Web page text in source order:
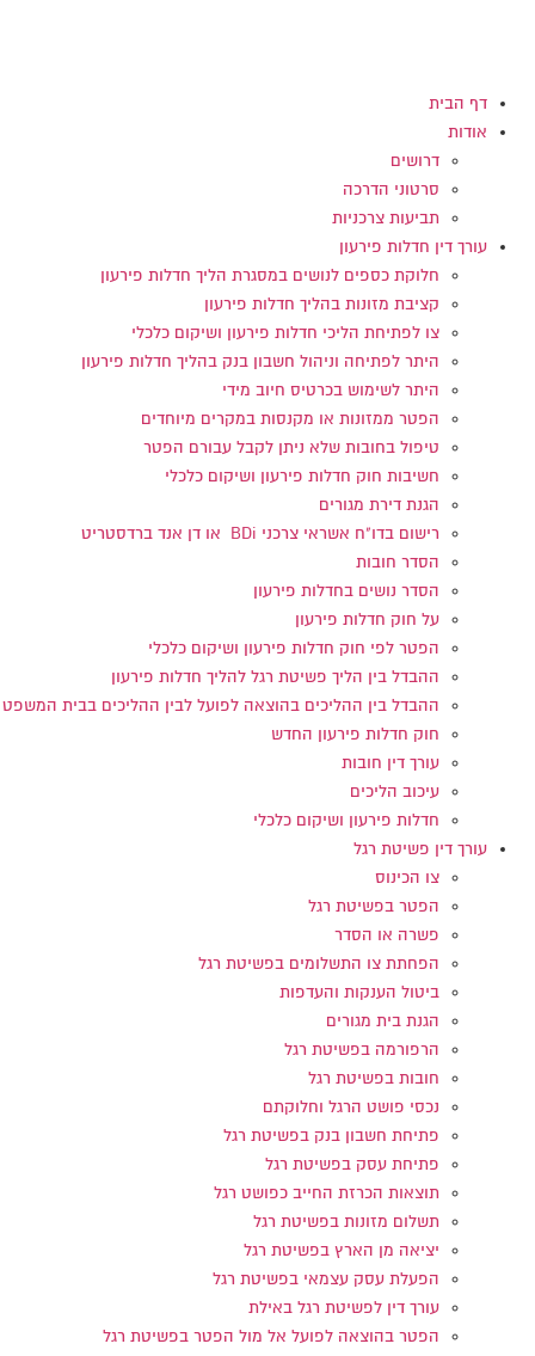
דף הבית
אודות
דרושים
סרטוני הדרכה
תביעות צרכניות
עורך דין חדלות פירעון
חלוקת כספים לנושים במסגרת הליך חדלות פירעון
קציבת מזונות בהליך חדלות פירעון
צו לפתיחת הליכי חדלות פירעון ושיקום כלכלי
היתר לפתיחה וניהול חשבון בנק בהליך חדלות פירעון
היתר לשימוש בכרטיס חיוב מידי
הפטר ממזונות או מקנסות במקרים מיוחדים
טיפול בחובות שלא ניתן לקבל עבורם הפטר
חשיבות חוק חדלות פירעון ושיקום כלכלי
הגנת דירת מגורים
רישום בדו"ח אשראי צרכני BDi או דן אנד ברדסטריט
הסדר חובות
הסדר נושים בחדלות פירעון
על חוק חדלות פירעון
הפטר לפי חוק חדלות פירעון ושיקום כלכלי
ההבדל בין הליך פשיטת רגל להליך חדלות פירעון
ההבדל בין ההליכים בהוצאה לפועל לבין ההליכים בבית המשפט
חוק חדלות פירעון החדש
עורך דין חובות
עיכוב הליכים
חדלות פירעון ושיקום כלכלי
עורך דין פשיטת רגל
צו הכינוס
הפטר בפשיטת רגל
פשרה או הסדר
הפחתת צו התשלומים בפשיטת רגל
ביטול הענקות והעדפות
הגנת בית מגורים
הרפורמה בפשיטת רגל
חובות בפשיטת רגל
נכסי פושט הרגל וחלוקתם
פתיחת חשבון בנק בפשיטת רגל
פתיחת עסק בפשיטת רגל
תוצאות הכרזת החייב כפושט רגל
תשלום מזונות בפשיטת רגל
יציאה מן הארץ בפשיטת רגל
הפעלת עסק עצמאי בפשיטת רגל
עורך דין לפשיטת רגל באילת
הפטר בהוצאה לפועל אל מול הפטר בפשיטת רגל